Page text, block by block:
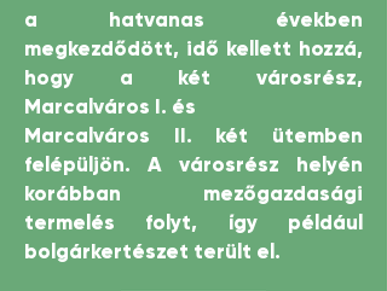
a hatvanas években
megkezdődött, idő kellett hozzá,
hogy a két városrész,
Marcalváros I. és
Marcalváros II. két ütemben
felépüljön. A városrész helyén
korábban mezőgazdasági
termelés folyt, így például
bolgárkertészet terült el.